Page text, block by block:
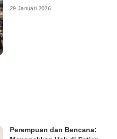
29 Januari 2026
Perempuan dan Bencana: